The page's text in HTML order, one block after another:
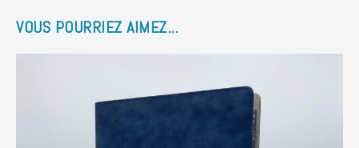
VOUS POURRIEZ AIMEZ...